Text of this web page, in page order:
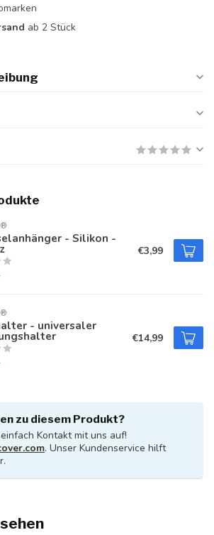
ab 2 Stück
- Silikon -
€3,99
- universaler
€14,99
zu diesem Produkt?
Kontakt mit uns auf!
. Unser Kundenservice hilft